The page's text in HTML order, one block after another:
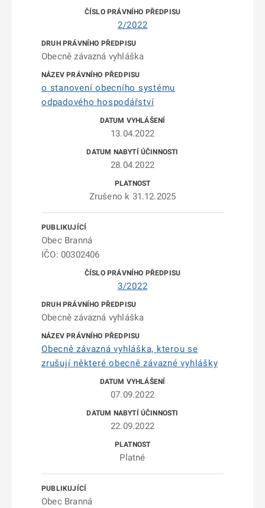
2/2022
Obecně závazná vyhláška
o stanovení obecního systému
odpadového hospodářství
13.04.2022
28.04.2022
Zrušeno k 31.12.2025
Obec Branná
IČO: 00302406
3/2022
Obecně závazná vyhláška
Obecně závazná vyhláška, kterou se
zrušují některé obecně závazné vyhlášky
07.09.2022
22.09.2022
Platné
Obec Branná